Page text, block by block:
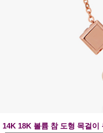
14K 18K 볼륨 참 도형 목걸이